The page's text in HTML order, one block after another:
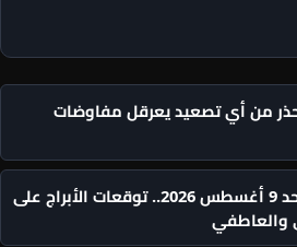
من أي تصعيد يعرقل مفاوضات
حظك اليوم الأحد 9 أغسطس 2026.. توقعات الأبراج على
والعاطفي